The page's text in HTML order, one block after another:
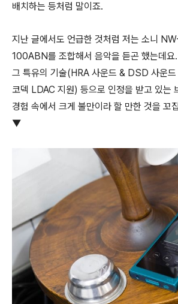
배치하는 등처럼 말이죠.
지난 글에서도 언급한 것처럼 저는 소니
100ABN를 조합해서 음악을 듣곤 했는데요.
그 특유의 기술(HRA 사운드 & DSD 사운
코덱 LDAC 지원) 등으로 인정을 받고 있는
경험 속에서 크게 불만이라 할 만한 것을 꼬
▼